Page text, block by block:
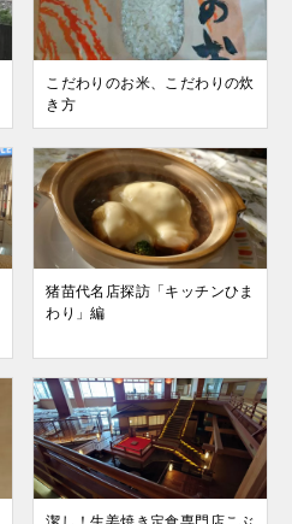
こだわりのお米、こだわりの炊
き方
猪苗代名店探訪「キッチンひま
わり」編